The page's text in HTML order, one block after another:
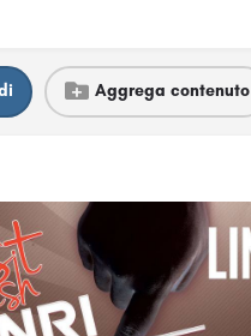
Aggrega contenuto